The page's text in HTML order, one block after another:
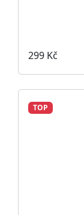
299 Kč
TOP